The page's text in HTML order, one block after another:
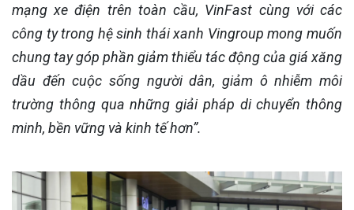
mạng xe điện trên toàn cầu, VinFast cùng với các
công ty trong hệ sinh thái xanh Vingroup mong muốn
chung tay góp phần giảm thiểu tác động của giá xăng
dầu đến cuộc sống người dân, giảm ô nhiễm môi
trường thông qua những giải pháp di chuyển thông
minh, bền vững và kinh tế hơn”.